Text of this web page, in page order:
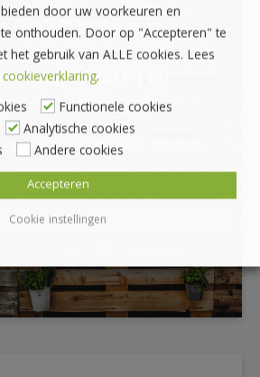
ZELF OPHALEN BIJ
na bestellen via onze
door uw voorkeuren en
onthouden. Door op "Accepteren" te
het gebruik van ALLE cookies. Lees
.
Functionele cookies
Analytische cookies
Andere cookies
Cookie instellingen
Accepteren